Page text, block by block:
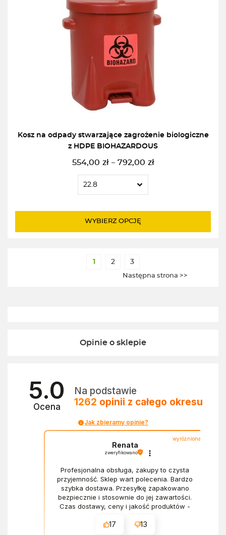
Kosz na odpady stwarzające zagrożenie biologiczne
z HDPE BIOHAZARDOUS
554,00 zł – 792,00 zł
Zakres
do
792,00zł
WYBIERZ OPCJĘ
1 2 3
Następna strona >>
Opinie o sklepie
5.0
Ocena
Na podstawie
1262 opinii z całego okresu
Jak zbieramy opinie?
wyróżniona
Renata
zweryfikowano
Profesjonalna obsługa, zakupy to czysta
przyjemność. Sklep wart polecenia. Bardzo
szybka dostawa. Przesyłkę zapakowano
bezpiecznie i stosownie do jej zawartości.
Czas dostawy, ceny i jakość produktów -
17 13